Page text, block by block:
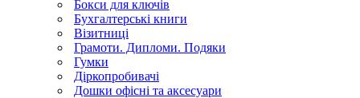
Бокси для ключів
Бухгалтерські книги
Візитниці
Грамоти. Дипломи. Подяки
Гумки
Діркопробивачі
Дошки офісні та аксесуари